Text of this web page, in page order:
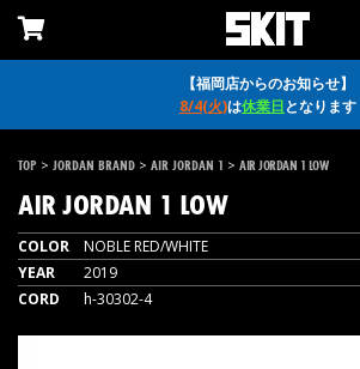
【福岡店からのお知らせ】
8/4(火)は休業日となります
TOP > JORDAN BRAND > AIR JORDAN 1 > AIR JORDAN 1 LOW
AIR JORDAN 1 LOW
COLOR
NOBLE RED/WHITE
YEAR
2019
CORD
h-30302-4